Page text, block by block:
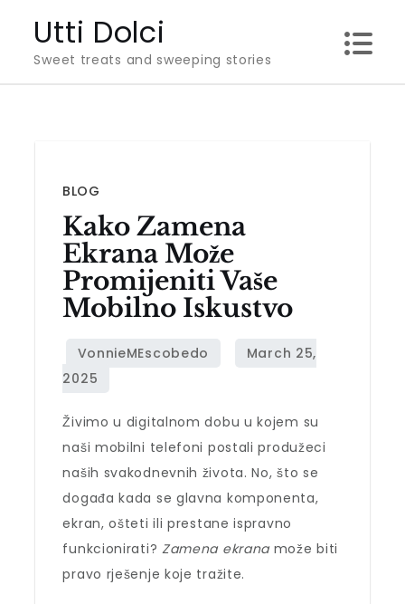
content
Utti Dolci
Sweet treats and sweeping stories
BLOG
Kako Zamena
Ekrana Može
Promijeniti Vaše
Mobilno Iskustvo
Živimo u digitalnom dobu u kojem su
naši mobilni telefoni postali produžeci
naših svakodnevnih života. No, što se
događa kada se glavna komponenta,
ekran, ošteti ili prestane ispravno
funkcionirati? Zamena ekranamože biti
pravo rješenje koje tražite.